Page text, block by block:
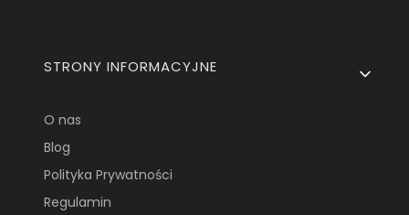
Linki w stopce
STRONY INFORMACYJNE
O nas
Blog
Polityka Prywatności
Regulamin